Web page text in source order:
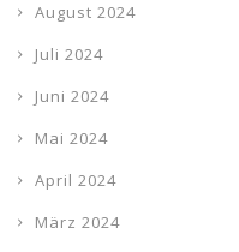
August 2024
Juli 2024
Juni 2024
Mai 2024
April 2024
März 2024